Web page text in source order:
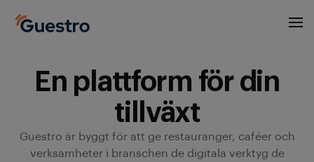
En plattform för din
tillväxt
Guestro är byggt för att ge restauranger, caféer och
verksamheter i branschen de digitala verktyg de